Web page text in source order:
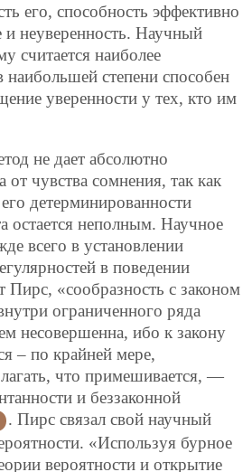
его, способность эффективно
и неуверенность. Научный
считается наиболее
степени способен
уверенности у тех, кто им
не дает абсолютно
чувства сомнения, так как
детерминированности
остается неполным. Научное
всего в установлении
в поведении
Пирс, «сообразность с законом
ограниченного ряда
несовершенна, ибо к закону
– по крайней мере,
что примешивается, —
и беззаконной
. Пирс связал свой научный
«Используя бурное
вероятности и открытие